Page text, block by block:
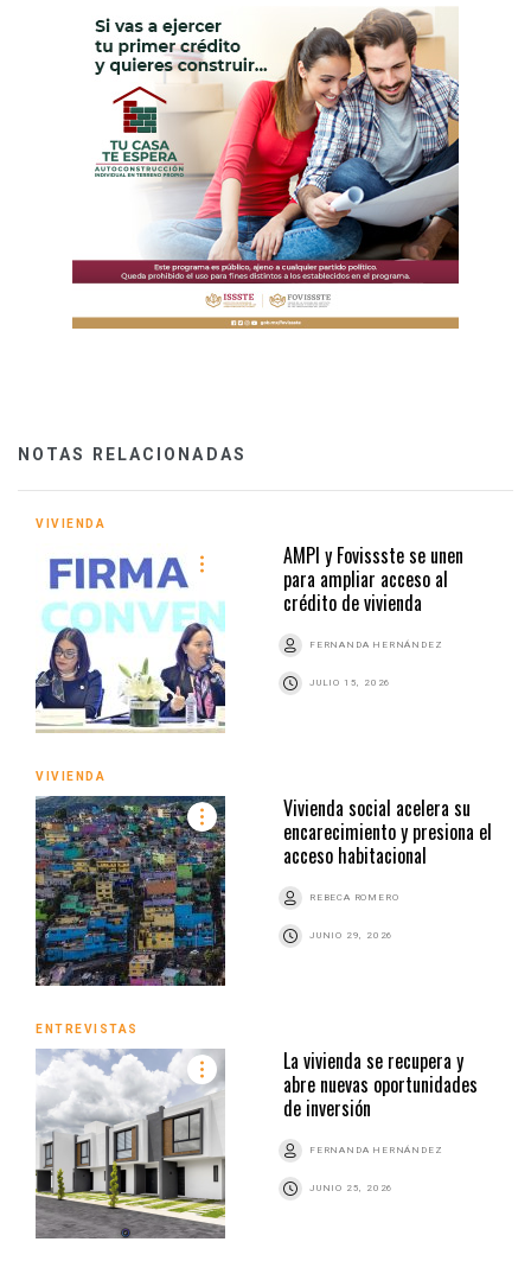
NOTAS RELACIONADAS
VIVIENDA
AMPI y Fovissste se unen
para ampliar acceso al
crédito de vivienda
FERNANDA HERNÁNDEZ
JULIO 15, 2026
VIVIENDA
Vivienda social acelera su
encarecimiento y presiona el
acceso habitacional
REBECA ROMERO
JUNIO 29, 2026
ENTREVISTAS
La vivienda se recupera y
abre nuevas oportunidades
de inversión
FERNANDA HERNÁNDEZ
JUNIO 25, 2026